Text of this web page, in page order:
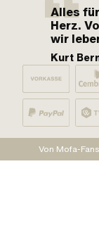
Alles
Herz.
wir
Kurt
Von Mofa-